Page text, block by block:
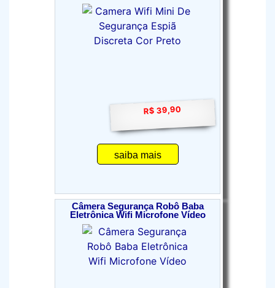
R$ 39,90
saiba mais
Câmera Segurança Robô Baba
Eletrônica Wifi Microfone Vídeo